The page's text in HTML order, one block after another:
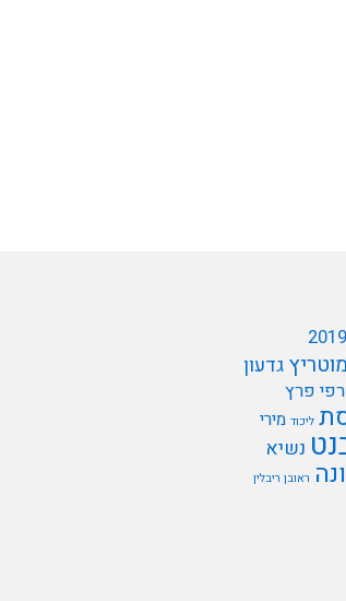
גדעון
פרץ
ליכוד מירי
נשיא
ראובן ריבלין